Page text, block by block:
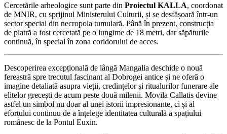
Cercetările arheologice sunt parte din Proiectul KALLA, coordonat
de MNIR, cu sprijinul Ministerului Culturii, și se desfășoară într-un
sector special din necropola tumulară. Până în prezent, construcția
de piatră a fost cercetată pe o lungime de 18 metri, dar săpăturile
continuă, în special în zona coridorului de acces.
Descoperirea excepțională de lângă Mangalia deschide o nouă
fereastră spre trecutul fascinant al Dobrogei antice și ne oferă o
imagine detaliată asupra vieții, credințelor și ritualurilor funerare ale
elitelor grecești de acum peste două milenii. Movila Callatis devine
astfel un simbol nu doar al unei istorii impresionante, ci și al
efortului continuu de a înțelege identitatea culturală a spațiului
românesc de la Pontul Euxin.